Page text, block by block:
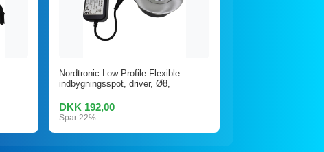
Nordtronic Low Profile Flexible
indbygningsspot, driver, Ø8,
DKK 192,00
Spar 22%